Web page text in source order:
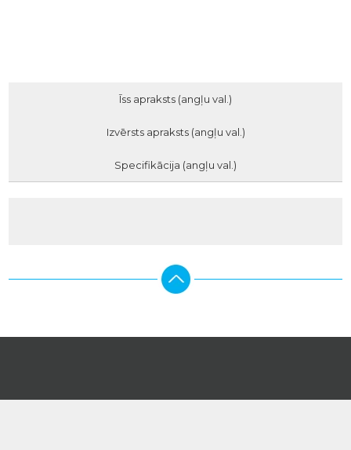
Īss apraksts (angļu val.)
Izvērsts apraksts (angļu val.)
Specifikācija (angļu val.)